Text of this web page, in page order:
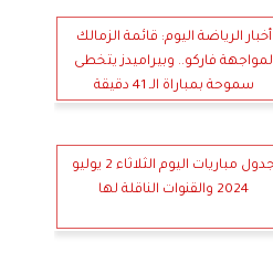
أخبار الرياضة اليوم: قائمة الزمالك
لمواجهة فاركو.. وبيراميدز يتخطى
سموحة بمباراة الـ 41 دقيقة
جدول مباريات اليوم الثلاثاء 2 يوليو
2024 والقنوات الناقلة لها